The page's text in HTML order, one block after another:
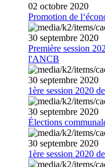
02 octobre 2020
Promotion de
30 septembre 2020
Première session
l'ANCB
30 septembre 2020
1ère session 2020
30 septembre 2020
Élections
30 septembre 2020
1ère session 2020